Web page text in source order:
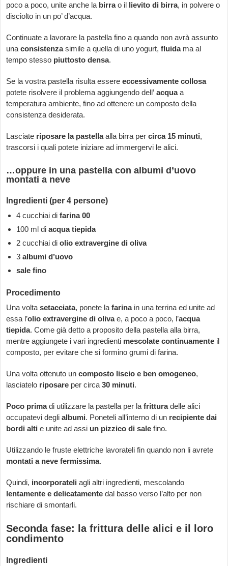
poco a poco, unite anche la birrao il lievito di birra, in polvere o
disciolto in un po’ d’acqua.
Continuate a lavorare la pastella fino a quando non avrà assunto
unaconsistenzasimile a quella di uno yogurt,fluidama al
tempo stesso piuttosto densa.
Se la vostra pastella risulta essereeccessivamente collosa
potete risolvere il problema aggiungendo dell’acquaa
temperatura ambiente, fino ad ottenere un composto della
consistenza desiderata.
Lasciate riposare la pastellaalla birra percirca 15 minuti,
trascorsi i quali potete iniziare ad immergervi le alici.
…oppure in una pastella con albumi d’uovo
montati a neve
Ingredienti (per 4 persone)
4 cucchiai difarina 00
100 ml diacqua tiepida
2 cucchiai di olio extravergine di oliva
3albumi d’uovo
sale fino
Procedimento
Una voltasetacciata, ponete la farinain una terrina ed unite ad
essa l’olio extravergine di olivae, a poco a poco, l’acqua
tiepida. Come già detto a proposito della pastella alla birra,
mentre aggiungete i vari ingredienti mescolate continuamente il
composto, per evitare che si formino grumi di farina.
Una volta ottenuto un composto liscio e ben omogeneo,
lasciatelo riposare per circa30 minuti.
Poco primadi utilizzare la pastella per la fritturadelle alici
occupatevi deglialbumi. Poneteli all’interno di un recipiente dai
bordi alti e unite ad assi un pizzico di sale fino.
Utilizzando le fruste elettriche lavorateli fin quando non li avrete
montati a neve fermissima.
Quindi, incorporateli agli altri ingredienti, mescolando
lentamente e delicatamente dal basso verso l’alto per non
rischiare di smontarli.
Seconda fase: la frittura delle alici e il loro
condimento
Ingredienti